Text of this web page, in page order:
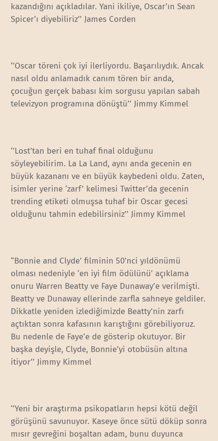
kazandığını açıkladılar. Yani ikiliye, Oscar’ın Sean
Spicer’ı diyebiliriz’’ James Corden
‘’Oscar töreni çok iyi ilerliyordu. Başarılıydık. Ancak
nasıl oldu anlamadık canım tören bir anda,
çocuğun gerçek babası kim sorgusu yapılan sabah
televizyon programına dönüştü’’ Jimmy Kimmel
‘’Lost’tan beri en tuhaf final olduğunu
söyleyebilirim. La La Land, aynı anda gecenin en
büyük kazananı ve en büyük kaybedeni oldu. Zaten,
isimler yerine ‘zarf’ kelimesi Twitter’da gecenin
trending etiketi olmuşsa tuhaf bir Oscar gecesi
olduğunu tahmin edebilirsiniz’’ Jimmy Kimmel
“Bonnie and Clyde’ filminin 50’nci yıldönümü
olması nedeniyle ‘en iyi film ödülünü’ açıklama
onuru Warren Beatty ve Faye Dunaway’e verilmişti.
Beatty ve Dunaway ellerinde zarfla sahneye geldiler.
Dikkatle yeniden izlediğimizde Beatty’nin zarfı
açtıktan sonra kafasının karıştığını görebiliyoruz.
Bu nedenle de Faye’e de gösterip okutuyor. Bir
başka deyişle, Clyde, Bonnie’yi otobüsün altına
itiyor’’ Jimmy Kimmel
‘’Yeni bir araştırma psikopatların hepsi kötü değil
görüşünü savunuyor. Kaseye önce sütü döküp sonra
mısır gevreğini boşaltan adam, bunu duyunca